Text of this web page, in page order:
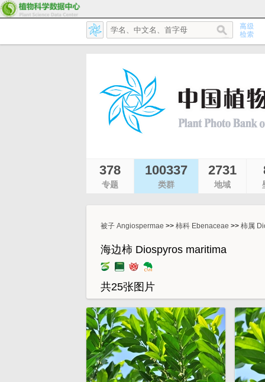
378
专题
100337
类群
2731
地域
被子 Angiospermae >> 柿科 Ebenaceae >> 柿属
海边柿 Diospyros maritima
共25张图片